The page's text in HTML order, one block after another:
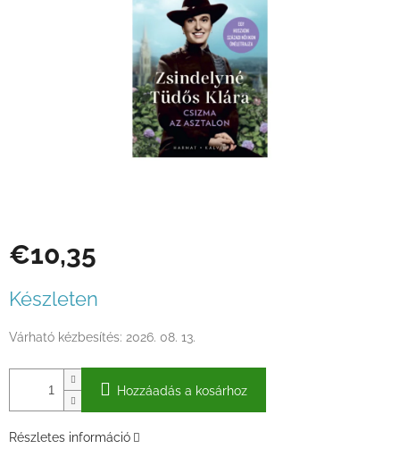
€10,35
Készleten
Várható kézbesítés: 2026. 08. 13.
Hozzáadás a kosárhoz
Részletes információ